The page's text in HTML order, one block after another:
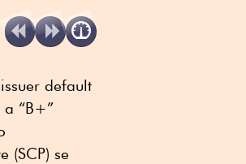
default
“B+”
(SCP) se